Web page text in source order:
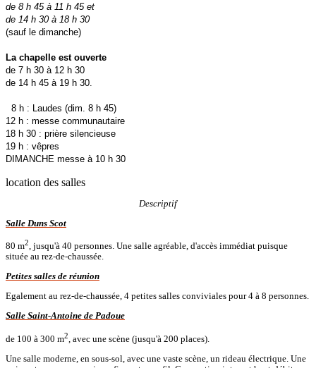
de 8 h 45 à 11 h 45 et
de 14 h 30 à 18 h 30
(sauf le dimanche)
La chapelle est ouverte
de 7 h 30 à 12 h 30
de 14 h 45 à 19 h 30.
8 h : Laudes (dim. 8 h 45)
12 h : messe communautaire
18 h 30 : prière silencieuse
19 h : vêpres
DIMANCHE messe à 10 h 30
location des salles
Descriptif
Salle Duns Scot
80 m2, jusqu'à 40 personnes. Une salle agréable, d'accès immédiat puisque
située au rez-de-chaussée.
Petites salles de réunion
Egalement au rez-de-chaussée, 4 petites salles conviviales pour 4 à 8 personnes.
Salle Saint-Antoine de Padoue
de 100 à 300 m2 , avec une scène (jusqu'à 200 places).
Une salle moderne, en sous-sol, avec une vaste scène, un rideau électrique. Une